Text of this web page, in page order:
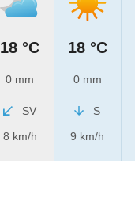
18 °C
0 mm
SV
8 km/h
18 °C
0 mm
S
9 km/h